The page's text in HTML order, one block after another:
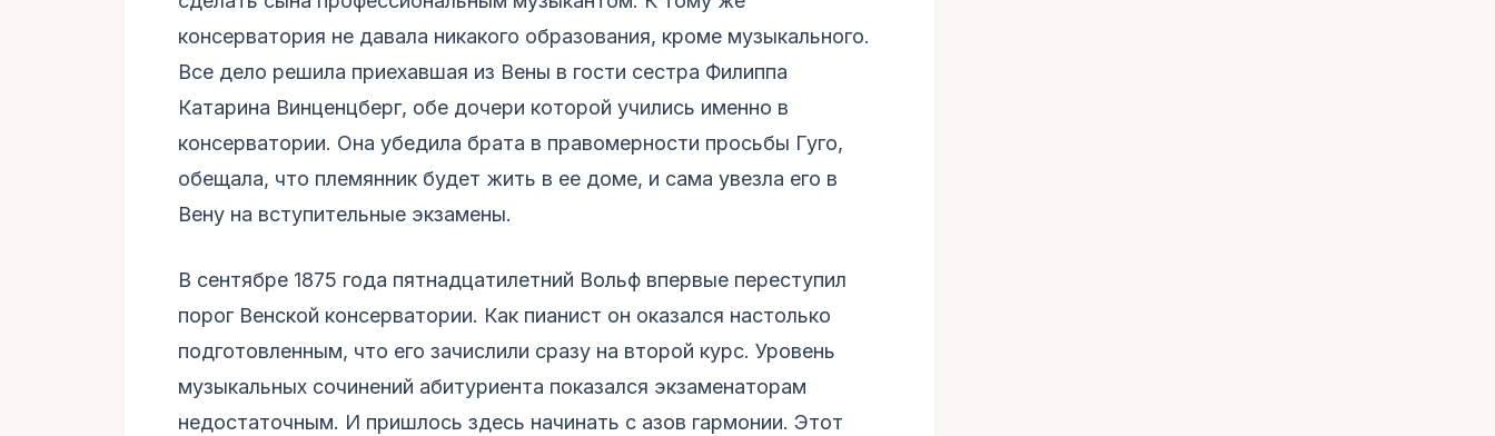
консерватория не давала никакого образования, кроме музыкального.
Все дело решила приехавшая из Вены в гости сестра Филиппа
Катарина Винценцберг, обе дочери которой учились именно в
консерватории. Она убедила брата в правомерности просьбы Гуго,
обещала, что племянник будет жить в ее доме, и сама увезла его в
Вену на вступительные экзамены.
В сентябре 1875 года пятнадцатилетний Вольф впервые переступил
порог Венской консерватории. Как пианист он оказался настолько
подготовленным, что его зачислили сразу на второй курс. Уровень
музыкальных сочинений абитуриента показался экзаменаторам
недостаточным. И пришлось здесь начинать с азов гармонии. Этот